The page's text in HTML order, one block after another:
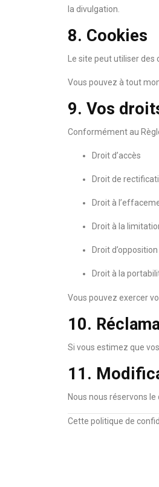
la divulgation.
8. Cookies
Le site peut utiliser
Vous pouvez à tout
9. Vos
Conformément au
Droit d’accès
Droit de
Droit à
Droit à la
Droit d’opposition
Droit à la
Vous pouvez exercer
10.
Si vous estimez que
11.
Nous nous réservons
Cette politique de